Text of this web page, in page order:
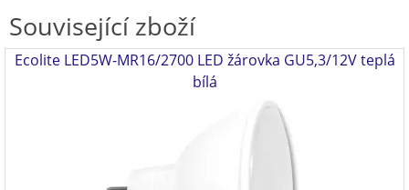
Související zboží
Ecolite LED5W-MR16/2700 LED žárovka GU5,3/12V teplá
bílá